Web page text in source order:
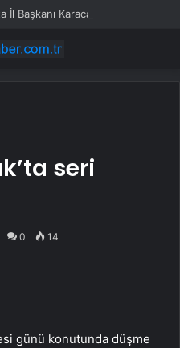
seri
0 14
günü konutunda düşme